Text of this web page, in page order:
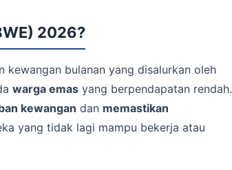
2026?
kewangan bulanan yang disalurkan oleh
warga emas yang berpendapatan rendah.
kewangan dan memastikan
yang tidak lagi mampu bekerja atau